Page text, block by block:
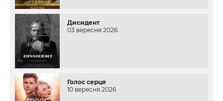
Дисидент
03 вересня 2026
Голос серця
10 вересня 2026